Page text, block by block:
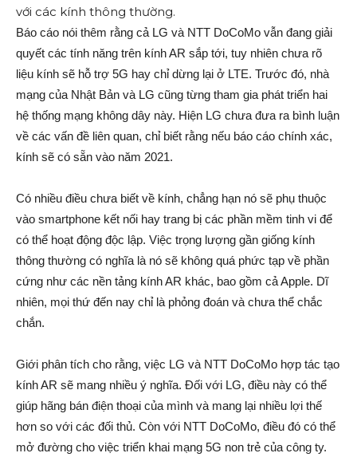
với các kính thông thường.
Báo cáo nói thêm rằng cả LG và NTT DoCoMo vẫn đang giải
quyết các tính năng trên kính AR sắp tới, tuy nhiên chưa rõ
liệu kính sẽ hỗ trợ 5G hay chỉ dừng lại ở LTE. Trước đó, nhà
mạng của Nhật Bản và LG cũng từng tham gia phát triển hai
hệ thống mạng không dây này. Hiện LG chưa đưa ra bình luận
về các vấn đề liên quan, chỉ biết rằng nếu báo cáo chính xác,
kính sẽ có sẵn vào năm 2021.
Có nhiều điều chưa biết về kính, chẳng hạn nó sẽ phụ thuộc
vào smartphone kết nối hay trang bị các phần mềm tinh vi để
có thể hoạt động độc lập. Việc trọng lượng gần giống kính
thông thường có nghĩa là nó sẽ không quá phức tạp về phần
cứng như các nền tảng kính AR khác, bao gồm cả Apple. Dĩ
nhiên, mọi thứ đến nay chỉ là phỏng đoán và chưa thể chắc
chắn.
Giới phân tích cho rằng, việc LG và NTT DoCoMo hợp tác tạo
kính AR sẽ mang nhiều ý nghĩa. Đối với LG, điều này có thể
giúp hãng bán điện thoại của mình và mang lại nhiều lợi thế
hơn so với các đối thủ. Còn với NTT DoCoMo, điều đó có thể
mở đường cho việc triển khai mạng 5G non trẻ của công ty.